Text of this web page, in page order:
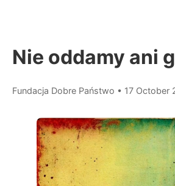
Nie oddamy ani
Fundacja Dobre Państwo • 17 October